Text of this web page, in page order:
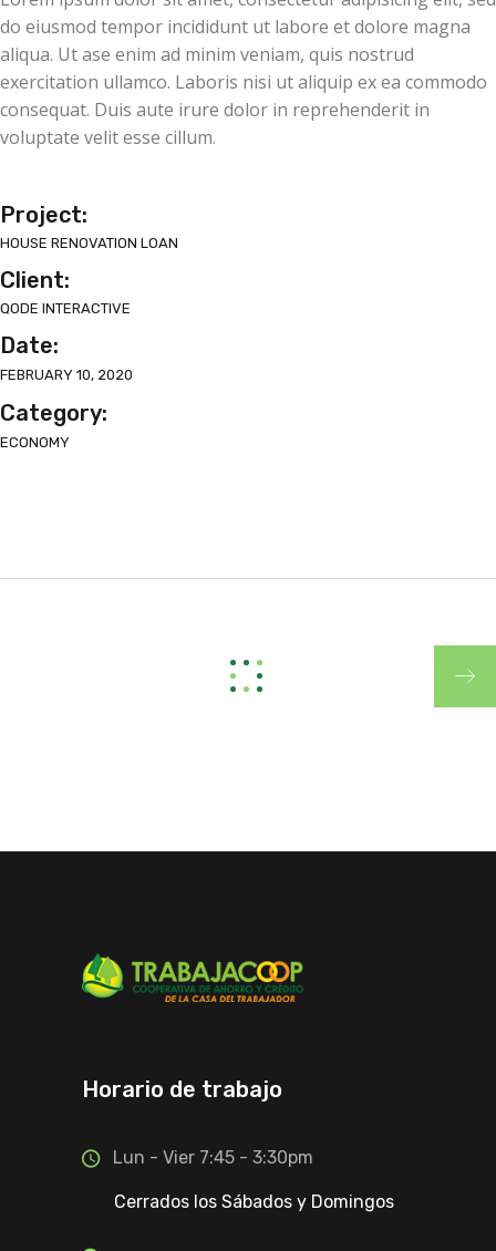
do eiusmod tempor incididunt ut labore et dolore magna
aliqua. Ut ase enim ad minim veniam, quis nostrud
exercitation ullamco. Laboris nisi ut aliquip ex ea commodo
consequat. Duis aute irure dolor in reprehenderit in
voluptate velit esse cillum.
Project:
HOUSE RENOVATION LOAN
Client:
QODE INTERACTIVE
Date:
FEBRUARY 10, 2020
Category:
ECONOMY
Horario de trabajo
Lun - Vier 7:45 - 3:30pm
Cerrados los Sábados y Domingos